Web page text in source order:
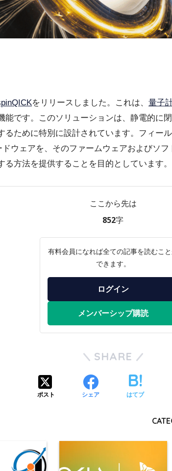
をリリースしました。これは、 量子
能です。このソリューションは、静電的に
るために特別に設計されています。フィー
ドウェアを、そのファームウェアおよびソ
る方法を提供することを目的としています。
ここから先は
852字
有料会員になれば全ての記事を読むこ
できます。
ログイン
メンバーシップ購読
SHARE
ポスト シェア はてブ